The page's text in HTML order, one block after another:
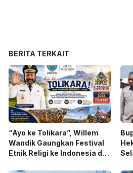
BERITA TERKAIT
“Ayo ke Tolikara”, Willem
Wandik Gaungkan Festival
Etnik Religi ke Indonesia dan